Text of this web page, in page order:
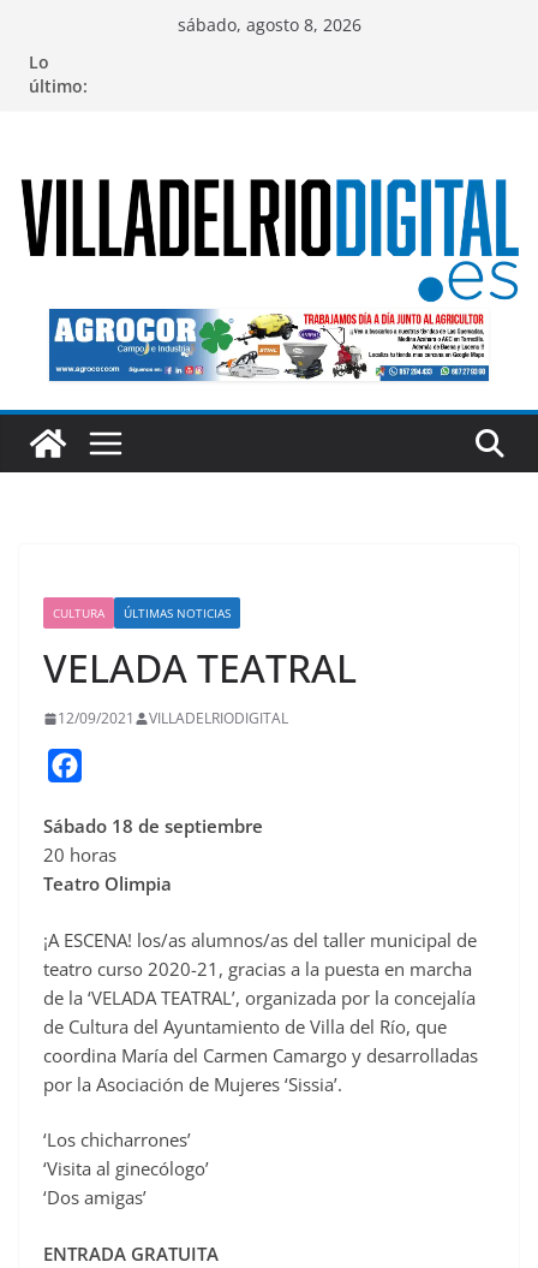
contenido
sábado, agosto 8, 2026
Lo
último:
CULTURA ÚLTIMAS NOTICIAS
VELADA TEATRAL
12/09/2021 VILLADELRIODIGITAL
c
e
o
o
k
Sábado 18 de septiembre
20 horas
Teatro Olimpia
¡A ESCENA! los/as alumnos/as del taller municipal de
teatro curso 2020-21, gracias a la puesta en marcha
de la ‘VELADA TEATRAL’, organizada por la concejalía
de Cultura del Ayuntamiento de Villa del Río, que
coordina María del Carmen Camargo y desarrolladas
por la Asociación de Mujeres ‘Sissia’.
‘Los chicharrones’
‘Visita al ginecólogo’
‘Dos amigas’
ENTRADA GRATUITA